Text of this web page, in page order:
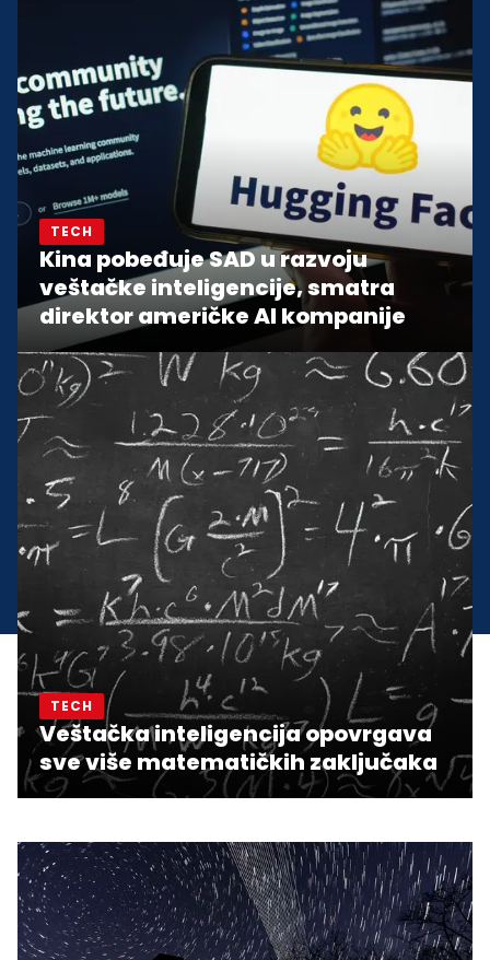
TECH
Kina pobeđuje SAD u razvoju
veštačke inteligencije, smatra
direktor američke AI kompanije
TECH
Veštačka inteligencija opovrgava
sve više matematičkih zaključaka